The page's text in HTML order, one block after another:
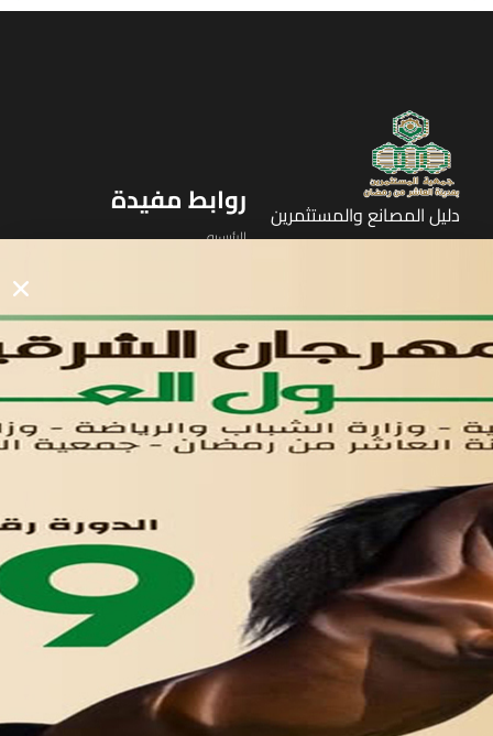
دليل المصانع والمستثمرين
الأول
روابط مفيدة
الرئيسيه
لوحه التحكم
اتصل بنا
تواصل معنا
مدينة العاشر من رمضان
01221020029
055-4494429
055-4494406
055-4494414
info.triaeg@yahoo.com